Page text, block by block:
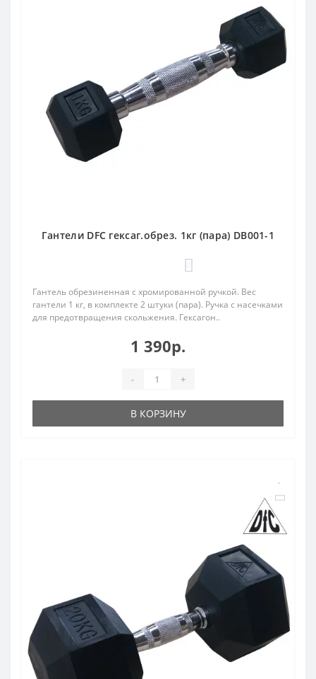
Гантели DFC гексаг.обрез. 1кг (пара) DB001-1
Гантель обрезиненная с хромированной ручкой. Вес
гантели 1 кг, в комплекте 2 штуки (пара). Ручка с насечками
для предотвращения скольжения. Гексагон..
1 390р.
- +
В КОРЗИНУ